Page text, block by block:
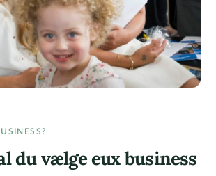
du vælge eux business